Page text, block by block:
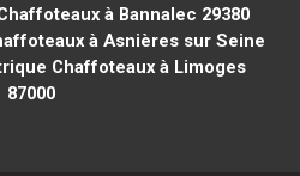
à Bannalec 29380
à Asnières sur Seine
Chaffoteaux à Limoges
87000